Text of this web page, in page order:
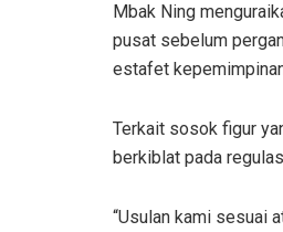
Mbak Ning
pusat sebelum
estafet
Terkait sosok figur
berkiblat pada
“Usulan kami sesuai